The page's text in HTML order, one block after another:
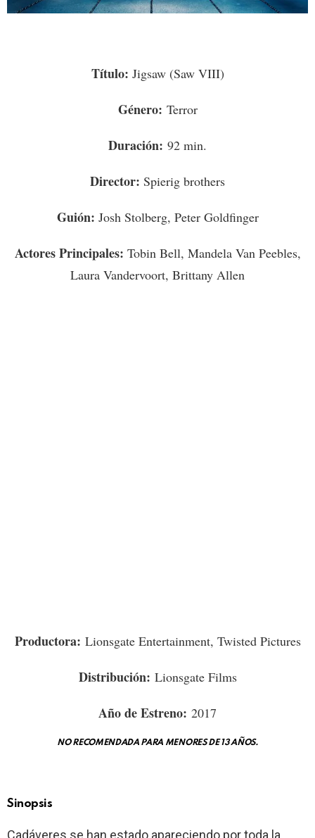
Título: Jigsaw (Saw VIII)
Género: Terror
Duración: 92 min.
Director: Spierig brothers
Guión: Josh Stolberg, Peter Goldfinger
Actores Principales: Tobin Bell, Mandela Van Peebles,
Laura Vandervoort, Brittany Allen
Productora: Lionsgate Entertainment, Twisted Pictures
Distribución: Lionsgate Films
Año de Estreno: 2017
NO RECOMENDADA PARA MENORES DE 13 AÑOS.
Sinopsis